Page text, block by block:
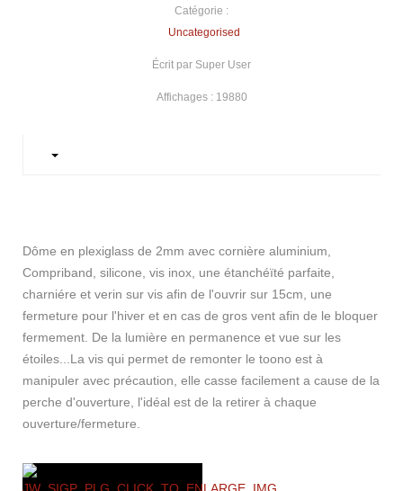
Catégorie :
Uncategorised
Écrit par Super User
Affichages : 19880
Dôme en plexiglass de 2mm avec cornière aluminium,
Compriband, silicone, vis inox, une étanchéïté parfaite,
charniére et verin sur vis afin de l'ouvrir sur 15cm, une
fermeture pour l'hiver et en cas de gros vent afin de le bloquer
fermement. De la lumière en permanence et vue sur les
étoiles...La vis qui permet de remonter le toono est à
manipuler avec précaution, elle casse facilement a cause de la
perche d'ouverture, l'idéal est de la retirer à chaque
ouverture/fermeture.